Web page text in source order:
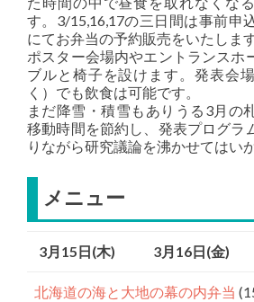
す。3/15,16,17の三日間は事前申
にてお弁当の予約販売をいたします
ポスター会場内やエントランスホ
ブルと椅子を設けます。発表会
く）でも飲食は可能です。
まだ降雪・積雪もありうる3月の
移動時間を節約し、発表プログラ
りながら研究議論を沸かせてはい
メニュー
3月15日(木) 3月16日(金)
北海道の海と大地の幕の内弁当